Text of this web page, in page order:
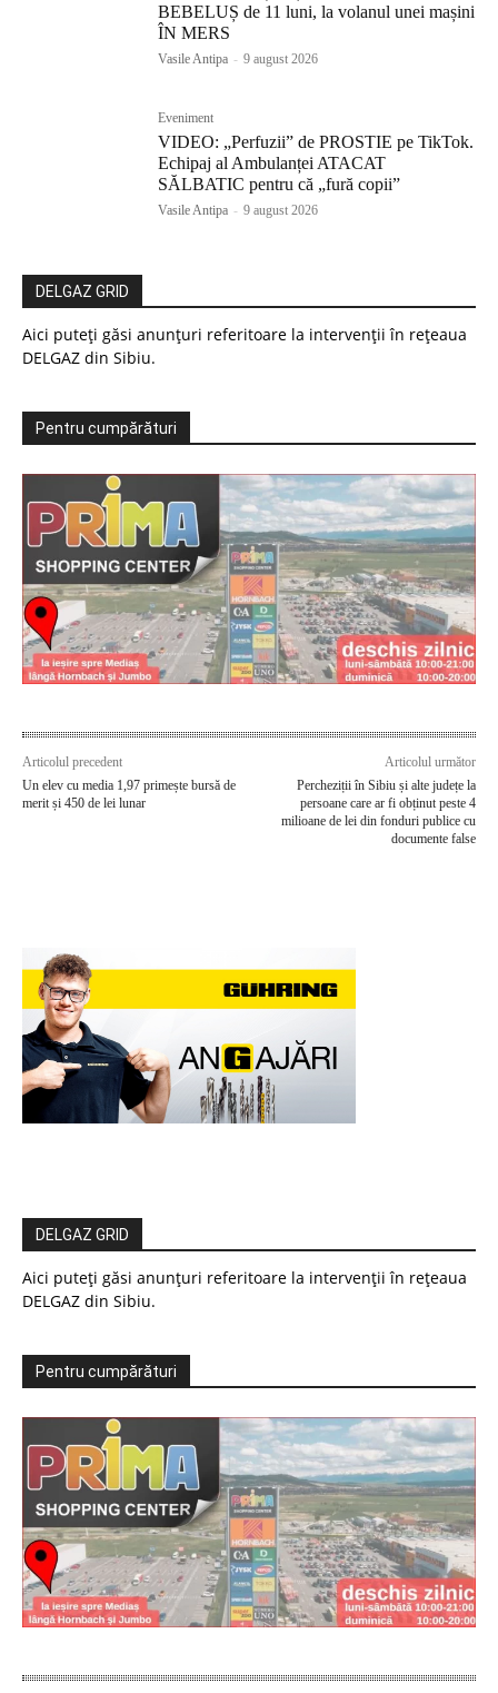
BEBELUȘ de 11 luni, la volanul unei mașini
ÎN MERS
Vasile Antipa - 9 august 2026
Eveniment
VIDEO: „Perfuzii” de PROSTIE pe TikTok.
Echipaj al Ambulanței ATACAT
SĂLBATIC pentru că „fură copii”
Vasile Antipa - 9 august 2026
DELGAZ GRID
Aici puteți găsi anunțuri referitoare la intervenții în rețeaua
DELGAZ din Sibiu.
Pentru cumpărături
Articolul precedent
Un elev cu media 1,97 primește bursă de
merit și 450 de lei lunar
Articolul următor
Percheziții în Sibiu și alte județe la
persoane care ar fi obținut peste 4
milioane de lei din fonduri publice cu
documente false
DELGAZ GRID
Aici puteți găsi anunțuri referitoare la intervenții în rețeaua
DELGAZ din Sibiu.
Pentru cumpărături